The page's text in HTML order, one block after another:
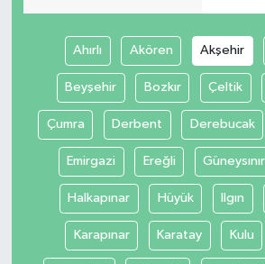
Ahırlı Akören Akşehir
Beyşehir Bozkır Çeltik
Çumra Derbent Derebucak
Emirgazi Ereğli Güneysınır
Halkapınar Hüyük Ilgın
Karapınar Karatay Kulu